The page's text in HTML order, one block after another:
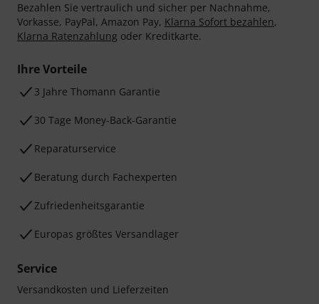
Bezahlen Sie vertraulich und sicher per Nachnahme,
Vorkasse, PayPal, Amazon Pay, Klarna Sofort bezahlen,
Klarna Ratenzahlung oder Kreditkarte.
Ihre Vorteile
3 Jahre Thomann Garantie
30 Tage Money-Back-Garantie
Reparaturservice
Beratung durch Fachexperten
Zufriedenheitsgarantie
Europas größtes Versandlager
Service
Versandkosten und Lieferzeiten